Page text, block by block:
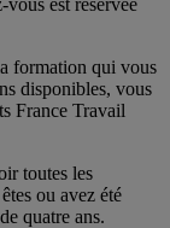
formation qui vous
disponibles, vous
France Travail
toutes les
ou avez été
quatre ans.